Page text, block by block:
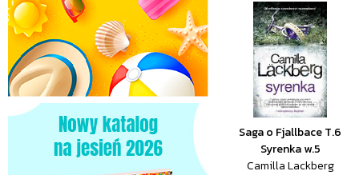
Saga o Fjallbace T.6
Syrenka w.5
Camilla Lackberg